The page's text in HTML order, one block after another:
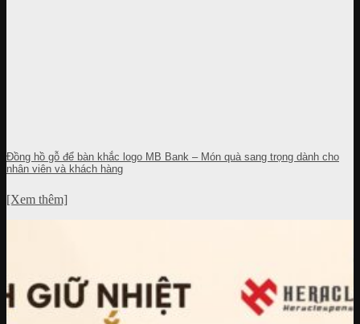
Đồng hồ gỗ để bàn khắc logo MB Bank – Món quà sang trọng dành cho
nhân viên và khách hàng
[Xem thêm]